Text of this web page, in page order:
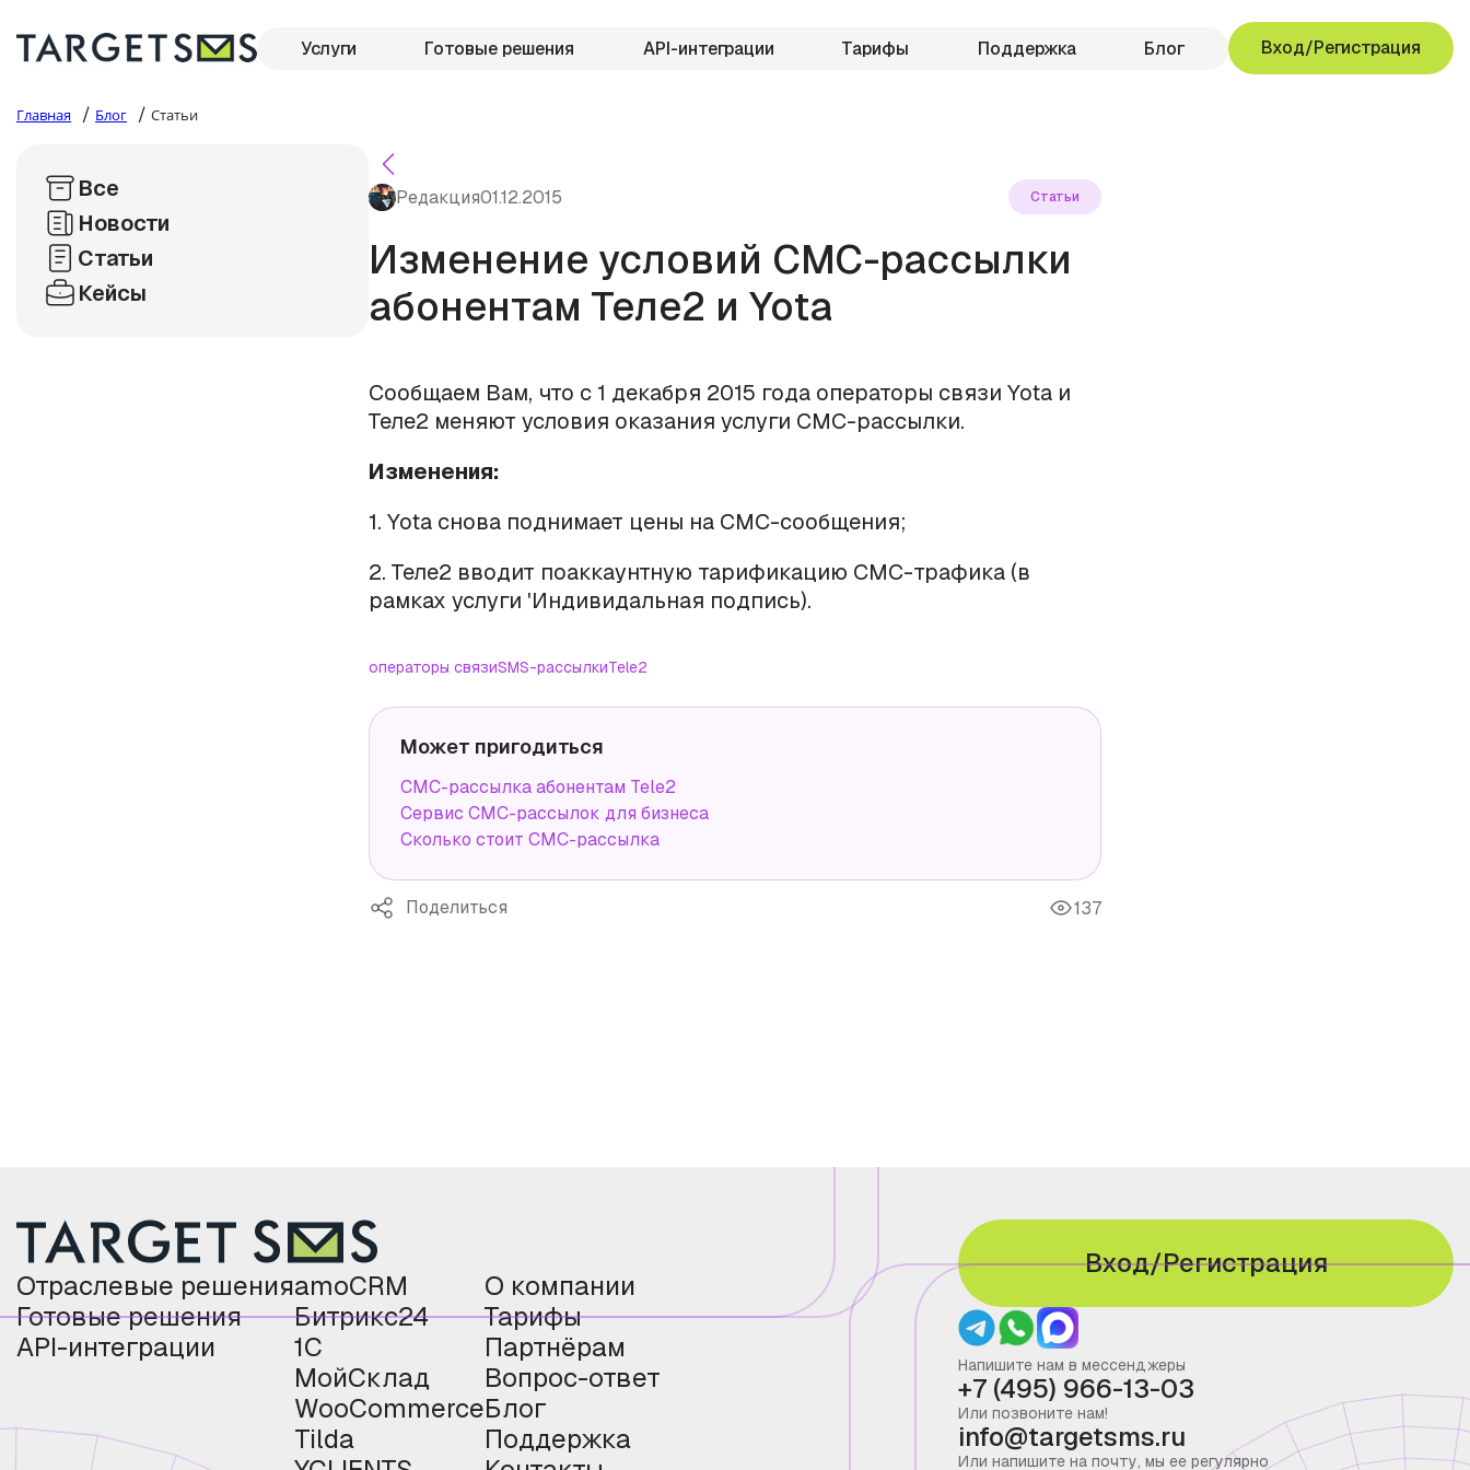
Услуги Готовые решения API-интеграции Тарифы Поддержка Блог Вход/Регистрация
Главная / Блог / Статьи
Все
Новости
Статьи
Кейсы
Редакция01.12.2015 Статьи
Изменение условий СМС-рассылки
абонентам Теле2 и Yota
Сообщаем Вам, что с 1 декабря 2015 года операторы связи Yota и
Теле2 меняют условия оказания услуги СМС-рассылки.
Изменения:
1. Yota снова поднимает цены на СМС-сообщения;
2. Теле2 вводит поаккаунтную тарификацию СМС-трафика (в
рамках услуги 'Индивидальная подпись).
операторы связиSMS-рассылкиTele2
Может пригодиться
СМС-рассылка абонентам Tele2
Сервис СМС-рассылок для бизнеса
Сколько стоит СМС-рассылка
Поделиться 137
Отраслевые решения
Готовые решения
API-интеграции
amoCRM
Битрикс24
1С
МойСклад
WooCommerce
Tilda
О компании
Тарифы
Партнёрам
Вопрос-ответ
Блог
Поддержка
Вход/Регистрация
Напишите нам в мессенджеры
+7 (495) 966-13-03
Или позвоните нам!
info@targetsms.ru
Или напишите на почту, мы ее регулярно